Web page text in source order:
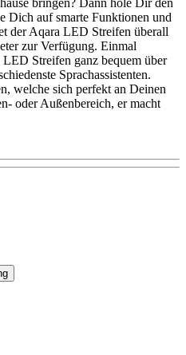
Dich auf smarte Funktionen und
der Aqara LED Streifen überall
zur Verfügung. Einmal
Streifen ganz bequem über
Sprachassistenten.
welche sich perfekt an Deinen
oder Außenbereich, er macht